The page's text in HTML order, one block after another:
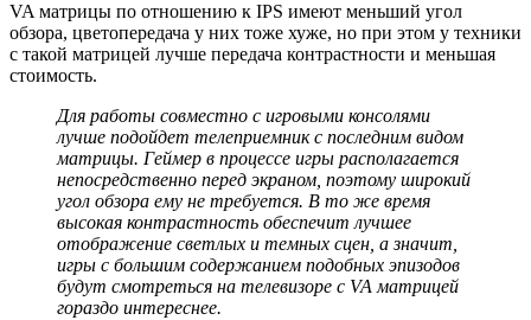
VA матрицы по отношению к IPS имеют меньший угол
обзора, цветопередача у них тоже хуже, но при этом у техники
с такой матрицей лучше передача контрастности и меньшая
стоимость.
Для работы совместно с игровыми консолями
лучше подойдет телеприемник с последним видом
матрицы. Геймер в процессе игры располагается
непосредственно перед экраном, поэтому широкий
угол обзора ему не требуется. В то же время
высокая контрастность обеспечит лучшее
отображение светлых и темных сцен, а значит,
игры с большим содержанием подобных эпизодов
будут смотреться на телевизоре с VA матрицей
гораздо интереснее.